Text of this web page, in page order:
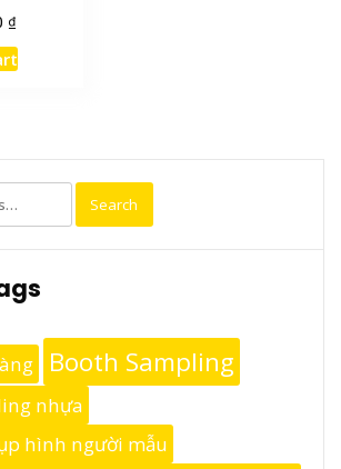
₫
Search
Booth Sampling
nhựa
hình người mẫu